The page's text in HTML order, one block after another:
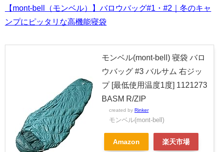
【mont-bell（モンベル）】バロウバッグ#1・#2｜冬のキャ
ンプにピッタリな高機能寝袋
モンベル(mont-bell) 寝袋 バロ
ウバッグ #3 バルサム 右ジッ
プ [最低使用温度1度] 1121273
BASM R/ZIP
created by Rinker
モンベル(mont-bell)
Amazon 楽天市場